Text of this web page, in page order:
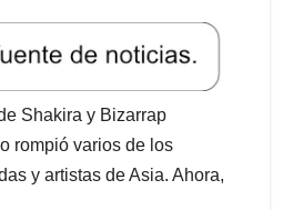
Shakira y Bizarrap
rompió varios de los
y artistas de Asia. Ahora,